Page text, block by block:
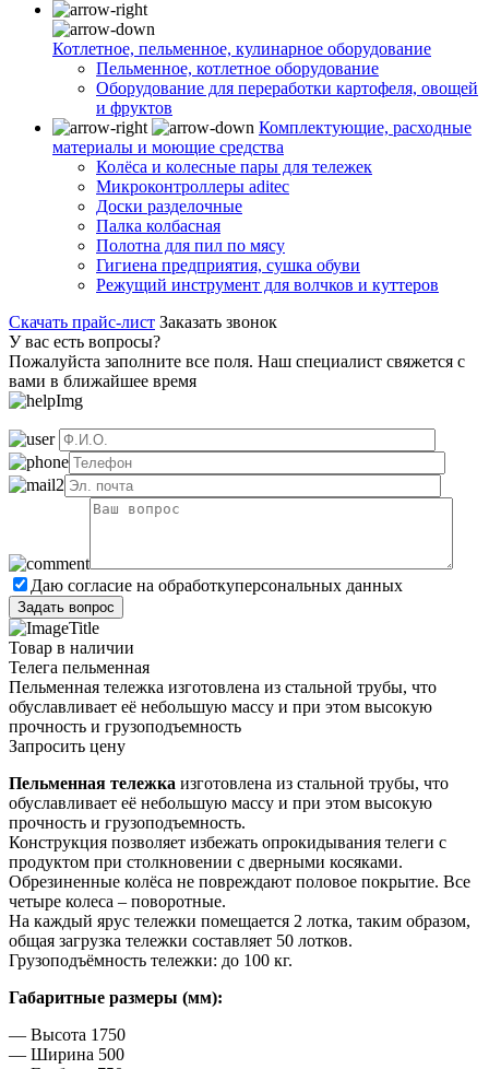
Котлетное, пельменное, кулинарное оборудование
Пельменное, котлетное оборудование
Оборудование для переработки картофеля, овощей
и фруктов
Комплектующие, расходные
материалы и моющие средства
Колёса и колесные пары для тележек
Микроконтроллеры aditec
Доски разделочные
Палка колбасная
Полотна для пил по мясу
Гигиена предприятия, сушка обуви
Режущий инструмент для волчков и куттеров
Скачать прайс-лист Заказать звонок
У вас есть вопросы?
Пожалуйста заполните все поля. Наш специалист свяжется с
вами в ближайшее время
Даю согласие на обработкуперсональных данных
Товар в наличии
Телега пельменная
Пельменная тележка изготовлена из стальной трубы, что
обуславливает её небольшую массу и при этом высокую
прочность и грузоподъемность
Запросить цену
Пельменная тележка изготовлена из стальной трубы, что
обуславливает её небольшую массу и при этом высокую
прочность и грузоподъемность.
Конструкция позволяет избежать опрокидывания телеги с
продуктом при столкновении с дверными косяками.
Обрезиненные колёса не повреждают половое покрытие. Все
четыре колеса – поворотные.
На каждый ярус тележки помещается 2 лотка, таким образом,
общая загрузка тележки составляет 50 лотков.
Грузоподъёмность тележки: до 100 кг.
Габаритные размеры (мм):
— Высота 1750
— Ширина 500